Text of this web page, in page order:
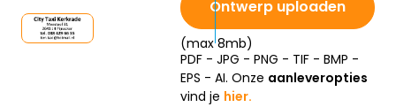
Ontwerp uploaden
(max 8mb)
PDF - JPG - PNG - TIF - BMP -
EPS - AI. Onze aanleveropties
vind je hier.